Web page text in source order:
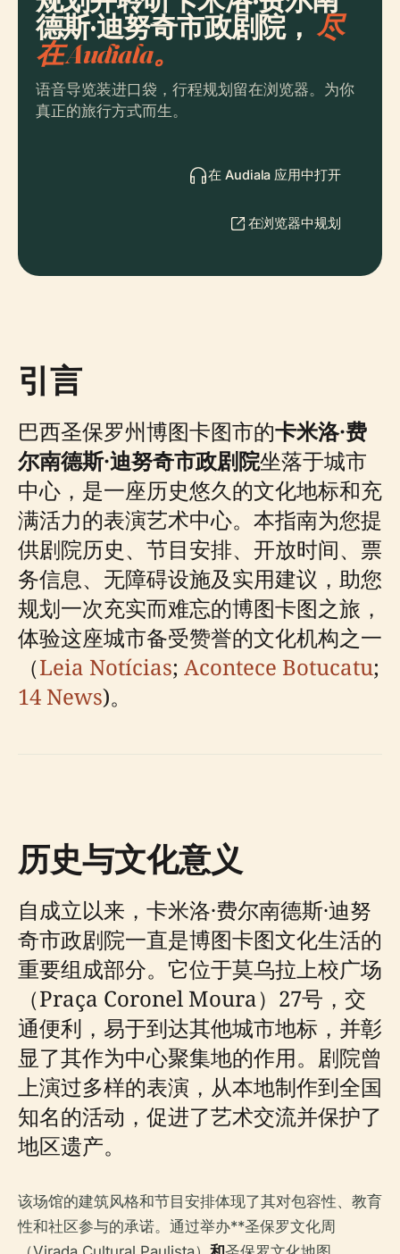
德斯·迪努奇市政剧院， 尽
在 Audiala。
语音导览装进口袋，行程规划留在浏览器。为你
真正的旅行方式而生。
在 Audiala 应用中打开
在浏览器中规划
引言
巴西圣保罗州博图卡图市的卡米洛·费
尔南德斯·迪努奇市政剧院坐落于城市
中心，是一座历史悠久的文化地标和充
满活力的表演艺术中心。本指南为您提
供剧院历史、节目安排、开放时间、票
务信息、无障碍设施及实用建议，助您
规划一次充实而难忘的博图卡图之旅，
体验这座城市备受赞誉的文化机构之一
（Leia Notícias; Acontece Botucatu;
14 News)。
历史与文化意义
自成立以来，卡米洛·费尔南德斯·迪努
奇市政剧院一直是博图卡图文化生活的
重要组成部分。它位于莫乌拉上校广场
（Praça Coronel Moura）27号，交
通便利，易于到达其他城市地标，并彰
显了其作为中心聚集地的作用。剧院曾
上演过多样的表演，从本地制作到全国
知名的活动，促进了艺术交流并保护了
地区遗产。
该场馆的建筑风格和节目安排体现了其对包容性、教育
性和社区参与的承诺。通过举办**圣保罗文化周